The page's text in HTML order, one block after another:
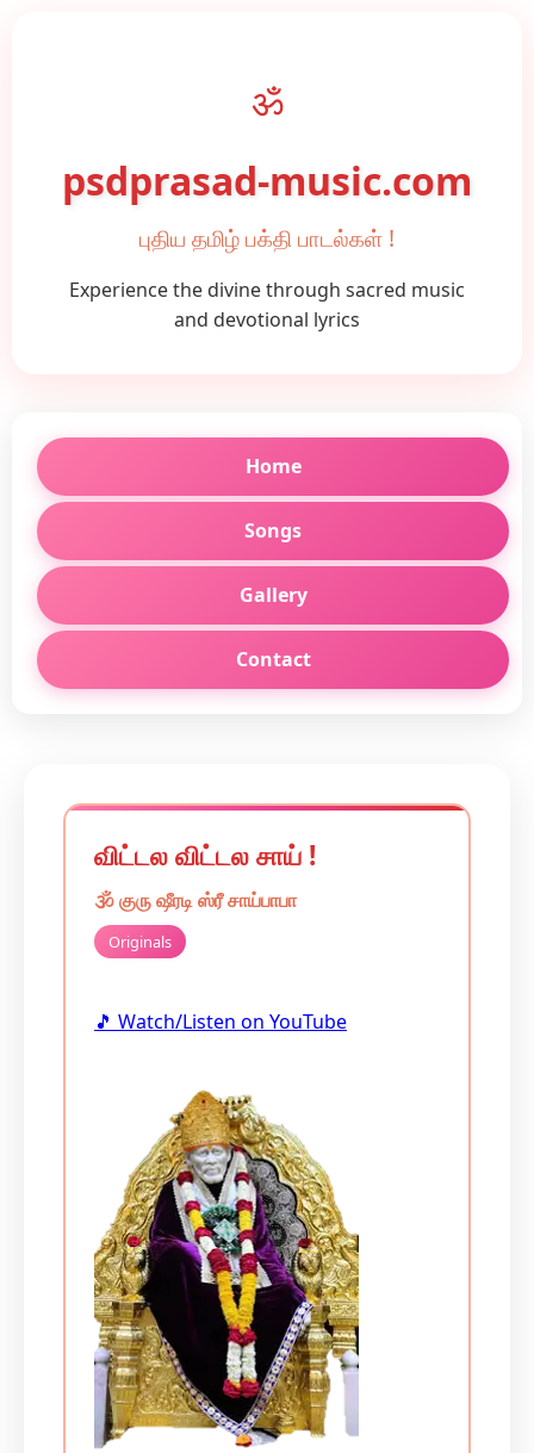
ॐ
psdprasad-music.com
புதிய தமிழ் பக்தி பாடல்கள் !
Experience the divine through sacred music
and devotional lyrics
Home
Songs
Gallery
Contact
விட்டல விட்டல சாய் !
🕉️குருஷீரடி ஸ்ரீ சாய்பாபா
Originals
🎵 Watch/Listen on YouTube